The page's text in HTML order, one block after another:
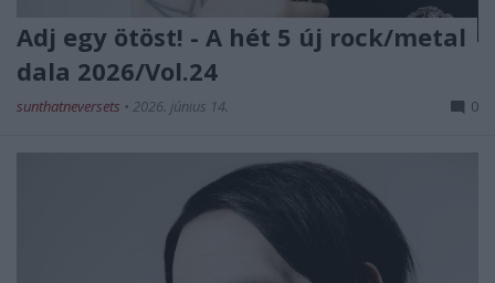
Adj egy ötöst! - A hét 5 új rock/metal
dala 2026/Vol.24
sunthatneversets • 2026. június 14. 0